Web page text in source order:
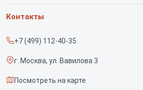
Срочный ремонт
Доставка и способы оплаты
Диагностика
Роботов-пылесосов
Контакты
+7 (499) 112-40-35
г. Москва, ул. Вавилова 3
Посмотреть на карте